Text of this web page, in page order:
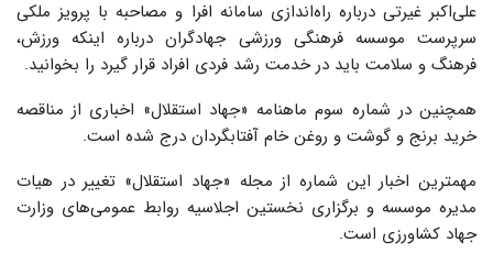
علی‌اکبر غیرتی درباره راه‌اندازی سامانه افرا و مصاحبه با پرویز ملکی
سرپرست موسسه فرهنگی ورزشی جهادگران درباره اینکه ورزش،
فرهنگ و سلامت باید در خدمت رشد فردی افراد قرار گیرد را بخوانید.
همچنین در شماره سوم ماهنامه «جهاد استقلال» اخباری از مناقصه
خرید برنج و گوشت و روغن خام آفتابگردان درج شده است.
مهمترین اخبار این شماره از مجله «جهاد استقلال» تغییر در هیات
مدیره موسسه و برگزاری نخستین اجلاسیه روابط عمومی‌های وزارت
جهاد کشاورزی است.